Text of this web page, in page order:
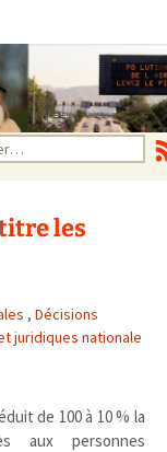
les
, Décisions
juridiques nationale
de 100 à 10 % la
aux personnes